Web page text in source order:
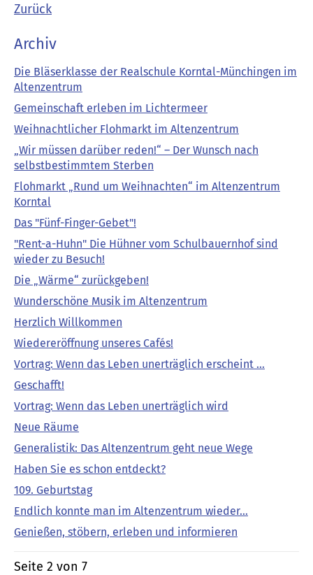
Zurück
Archiv
Die Bläserklasse der Realschule Korntal-Münchingen im
Altenzentrum
Gemeinschaft erleben im Lichtermeer
Weihnachtlicher Flohmarkt im Altenzentrum
„Wir müssen darüber reden!“ – Der Wunsch nach
selbstbestimmtem Sterben
Flohmarkt „Rund um Weihnachten“ im Altenzentrum
Korntal
Das "Fünf-Finger-Gebet"!
"Rent-a-Huhn" Die Hühner vom Schulbauernhof sind
wieder zu Besuch!
Die „Wärme“ zurückgeben!
Wunderschöne Musik im Altenzentrum
Herzlich Willkommen
Wiedereröffnung unseres Cafés!
Vortrag: Wenn das Leben unerträglich erscheint …
Geschafft!
Vortrag: Wenn das Leben unerträglich wird
Neue Räume
Generalistik: Das Altenzentrum geht neue Wege
Haben Sie es schon entdeckt?
109. Geburtstag
Endlich konnte man im Altenzentrum wieder…
Genießen, stöbern, erleben und informieren
Seite 2 von 7